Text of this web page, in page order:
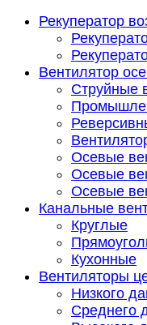
Рекуператор
Вентилятор
Струйные
Осевые
Осевые
Осевые
Канальные
Круглые
Кухонные
Вентиляторы
Низкого
Среднего